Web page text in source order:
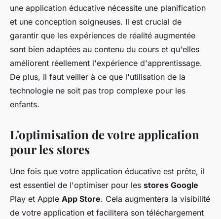
une application éducative nécessite une planification
et une conception soigneuses. Il est crucial de
garantir que les expériences de réalité augmentée
sont bien adaptées au contenu du cours et qu'elles
améliorent réellement l'expérience d'apprentissage.
De plus, il faut veiller à ce que l'utilisation de la
technologie ne soit pas trop complexe pour les
enfants.
L'optimisation de votre application
pour les stores
Une fois que votre application éducative est prête, il
est essentiel de l'optimiser pour les stores Google
Play et Apple App Store. Cela augmentera la visibilité
de votre application et facilitera son téléchargement